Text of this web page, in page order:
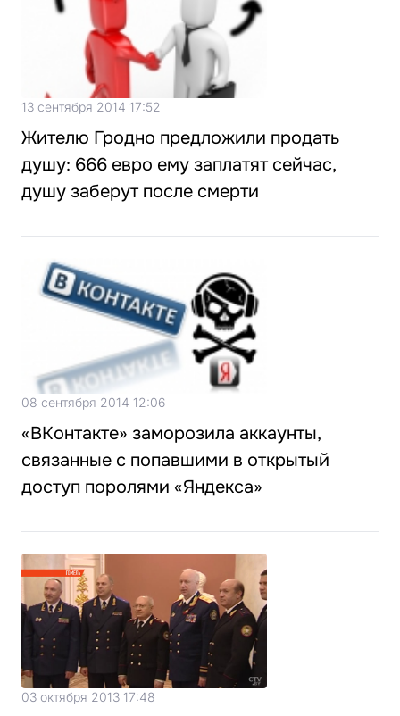
13 сентября 2014 17:52
Жителю Гродно предложили продать
душу: 666 евро ему заплатят сейчас,
душу заберут после смерти
08 сентября 2014 12:06
«ВКонтакте» заморозила аккаунты,
связанные с попавшими в открытый
доступ поролями «Яндекса»
03 октября 2013 17:48